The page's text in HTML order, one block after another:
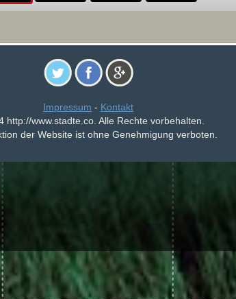
Impressum - Kontakt
http://www.stadte.co. Alle Rechte vorbehalten.
der Website ist ohne Genehmigung verboten.